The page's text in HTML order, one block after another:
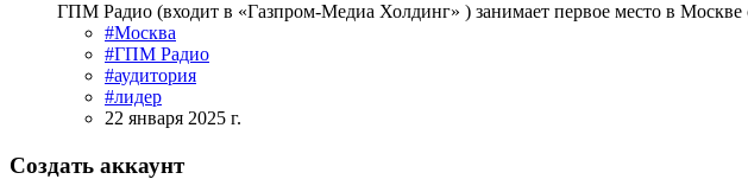
ГПМ Радио (входит в «Газпром-Медиа Холдинг» ) занимает первое место в Москве
#Москва
#ГПМ Радио
#аудитория
#лидер
22 января 2025 г.
Создать аккаунт